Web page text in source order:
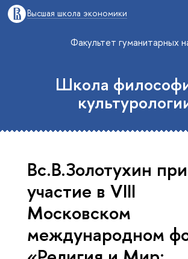
Высшая школа экономики
Факультет гуманитарных
Школа
Вс.В.Золотухин
участие в VIII
Московском
международном